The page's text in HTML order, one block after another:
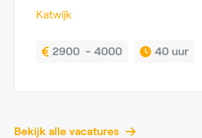
Katwijk
2900  - 4000 40 uur
Bekijk alle vacatures